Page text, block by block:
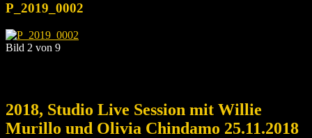
P_2019_0002
Bild 2 von 9
2018, Studio Live Session mit Willie
Murillo und Olivia Chindamo 25.11.2018